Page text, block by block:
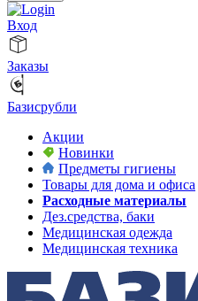
Вход
Заказы
Базисрубли
Акции
Новинки
Предметы гигиены
Товары для дома и офиса
Расходные материалы
Дез.средства, баки
Медицинская одежда
Медицинская техника